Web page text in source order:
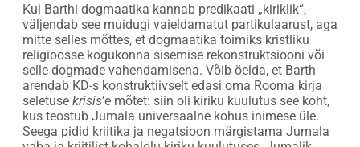
Kui Barthi dogmaatika kannab predikaati „kiriklik“,
väljendab see muidugi vaieldamatut partikulaarust, aga
mitte selles mõttes, et dogmaatika toimiks kristliku
religioosse kogukonna sisemise rekonstruktsiooni või
selle dogmade vahendamisena. Võib öelda, et Barth
arendab KD-s konstruktiivselt edasi oma Rooma kirja
seletuse krisis’e mõtet: siin oli kiriku kuulutus see koht,
kus teostub Jumala universaalne kohus inimese üle.
Seega pidid kriitika ja negatsioon märgistama Jumala